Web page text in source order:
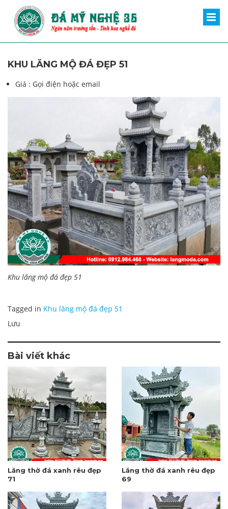
KHU LĂNG MỘ ĐÁ ĐẸP 51
Giá : Gọi điện hoặc email
Khu lăng mộ đá đẹp 51
Tagged in Khu lăng mộ đá đẹp 51
Lưu
Bài viết khác
Lăng thờ đá xanh rêu đẹp
71
Lăng thờ đá xanh rêu đẹp
69